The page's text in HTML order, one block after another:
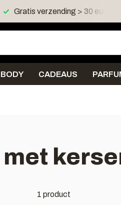
Gratis verzending > 30 euro in
BODY CADEAUS
1 product